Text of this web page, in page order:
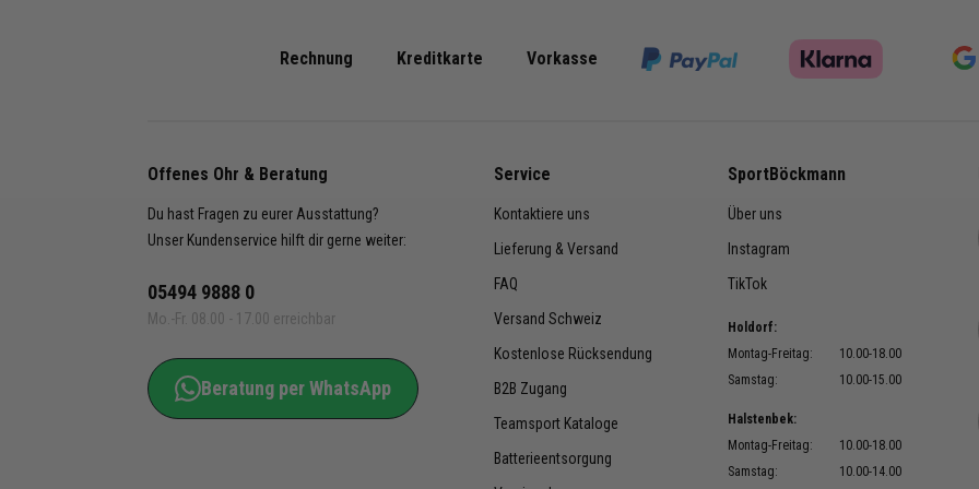
E-Mail: info@sport-boeckmann.de
adidas Artikelnummer:
JJ0061, JN7486, JJ0050, JJ2415,
JJ0053, JC8666, JJ0051, JJ0052,
JC8667, JJ0060, JJ0059, JJ0057,
Shop Bestellnummer:
- Block:2: 15104
- Trikot: 116, 128, 140,
- Block:2: One Size
Material:
Rechnung Kreditkarte Vorkasse
Offenes Ohr & Beratung
Du hast Fragen zu eurer Ausstattung?
Unser Kundenservice hilft dir gerne weiter:
05494 9888 0
Mo.-Fr. 08.00 - 17.00 erreichbar
Beratung per WhatsApp
Service
Kontaktiere uns
Lieferung & Versand
FAQ
Versand Schweiz
Kostenlose Rücksendung
B2B Zugang
Teamsport Kataloge
Batterieentsorgung
SportBöckmann
Über uns
Instagram
TikTok
Holdorf:
Montag-Freitag:
10.00-18.00
Samstag:
10.00-15.00
Halstenbek:
Montag-Freitag:
10.00-18.00
Samstag:
10.00-14.00